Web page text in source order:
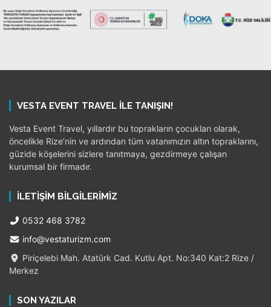
VESTA EVENT TRAVEL ILE TANIŞIN!
Vesta Event Travel, yıllardır bu toprakların çocukları olarak,
öncelikle Rize’nin ve ardından tüm vatanımızın altın topraklarını,
güzide köşelerini sizlere tanıtmaya, gezdirmeye çalışan
kurumsal bir firmadır.
İLETIŞIM BILGILERIMIZ
0532 468 3782
info@vestaturizm.com
Piriçelebi Mah. Atatürk Cad. Kutlu Apt. No:340 Kat:2 Rize /
Merkez
SON YAZILAR